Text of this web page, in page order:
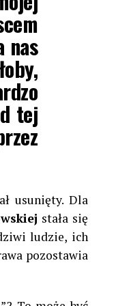
nas
tej
usunięty. Dla
stała się
ludzie, ich
pozostawia